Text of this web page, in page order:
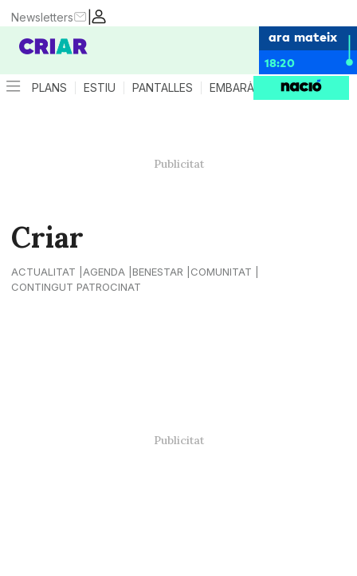
|
Newsletters
ara mateix
18:20
PLANS ESTIU PANTALLES EMBARÀS CRIANÇA
Criar
ACTUALITAT AGENDA BENESTAR
COMUNITAT
CONTINGUT PATROCINAT